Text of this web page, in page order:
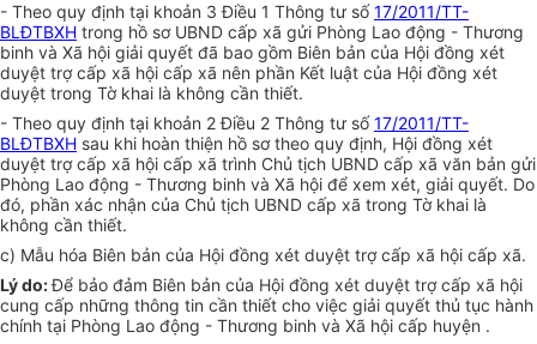
- Theo quy định tại khoản 3 Điều 1 Thông tư số17/2011/TT-
BLĐTBXH trong hồ sơ UBND cấp xã gửi Phòng Lao động - Thương
binh và Xã hội giải quyết đã bao gồm Biên bản của Hội đồng xét
duyệt trợ cấp xã hội cấp xã nên phần Kết luật của Hội đồng xét
duyệt trong Tờ khai là không cần thiết.
- Theo quy định tại khoản 2 Điều 2 Thông tư số17/2011/TT-
BLĐTBXH sau khi hoàn thiện hồ sơ theo quy định, Hội đồng xét
duyệt trợ cấp xã hội cấp xã trình Chủ tịch UBND cấp xã văn bản gửi
Phòng Lao động - Thương binh và Xã hội để xem xét, giải quyết. Do
đó, phần xác nhận của Chủ tịch UBND cấp xã trong Tờ khai là
không cần thiết.
c) Mẫu hóa Biên bản của Hội đồng xét duyệt trợ cấp xã hội cấp xã.
Lý do:Để bảo đảm Biên bản của Hội đồng xét duyệt trợ cấp xã hội
cung cấp những thông tin cần thiết cho việc giải quyết thủ tục hành
chính tại Phòng Lao động - Thương binh và Xã hội cấp huyện .